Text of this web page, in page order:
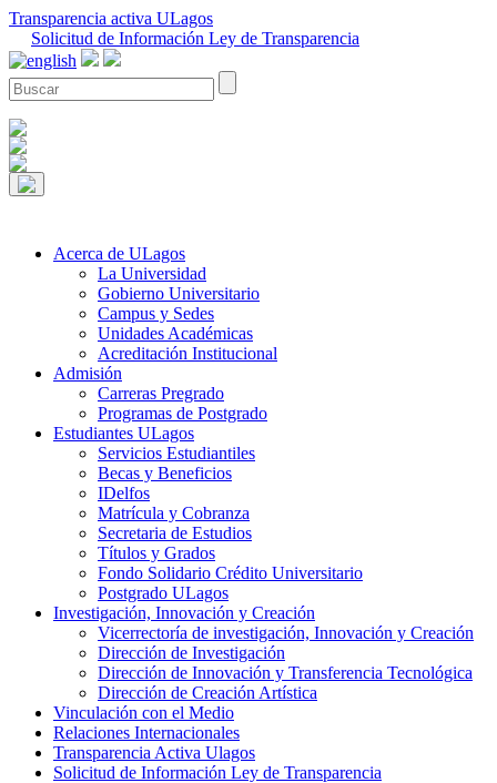
Transparencia activa ULagos
Solicitud de Información Ley de Transparencia
Acerca de ULagos
La Universidad
Gobierno Universitario
Campus y Sedes
Unidades Académicas
Acreditación Institucional
Admisión
Carreras Pregrado
Programas de Postgrado
Estudiantes ULagos
Servicios Estudiantiles
Becas y Beneficios
IDelfos
Matrícula y Cobranza
Secretaria de Estudios
Títulos y Grados
Fondo Solidario Crédito Universitario
Postgrado ULagos
Investigación, Innovación y Creación
Vicerrectoría de investigación, Innovación y Creación
Dirección de Investigación
Dirección de Innovación y Transferencia Tecnológica
Dirección de Creación Artística
Vinculación con el Medio
Relaciones Internacionales
Transparencia Activa Ulagos
Solicitud de Información Ley de Transparencia